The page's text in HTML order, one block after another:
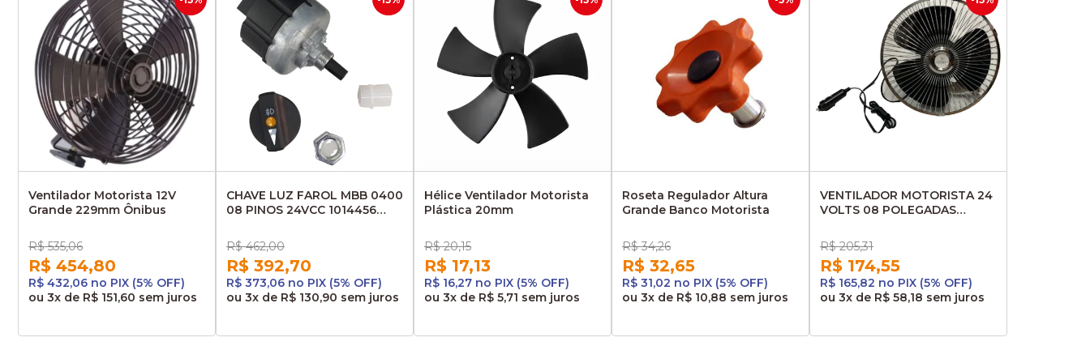
Ventilador Motorista 12V
Grande 229mm Ônibus
R$ 535,06
R$ 454,80
R$ 432,06 no PIX (5% OFF)
ou 3x de R$ 151,60 sem juros
CHAVE LUZ FAROL MBB 0400
08 PINOS 24VCC 1014456
R$ 462,00
R$ 392,70
R$ 373,06 no PIX (5% OFF)
ou 3x de R$ 130,90 sem juros
Hélice Ventilador Motorista
Plástica 20mm
R$ 20,15
R$ 17,13
R$ 16,27 no PIX (5% OFF)
ou 3x de R$ 5,71 sem juros
Roseta Regulador Altura
Grande Banco Motorista
R$ 34,26
R$ 32,65
R$ 31,02 no PIX (5% OFF)
ou 3x de R$ 10,88 sem juros
VENTILADOR MOTORISTA 24
VOLTS 08 POLEGADAS
R$ 205,31
R$ 174,55
R$ 165,82 no PIX (5% OFF)
ou 3x de R$ 58,18 sem juros